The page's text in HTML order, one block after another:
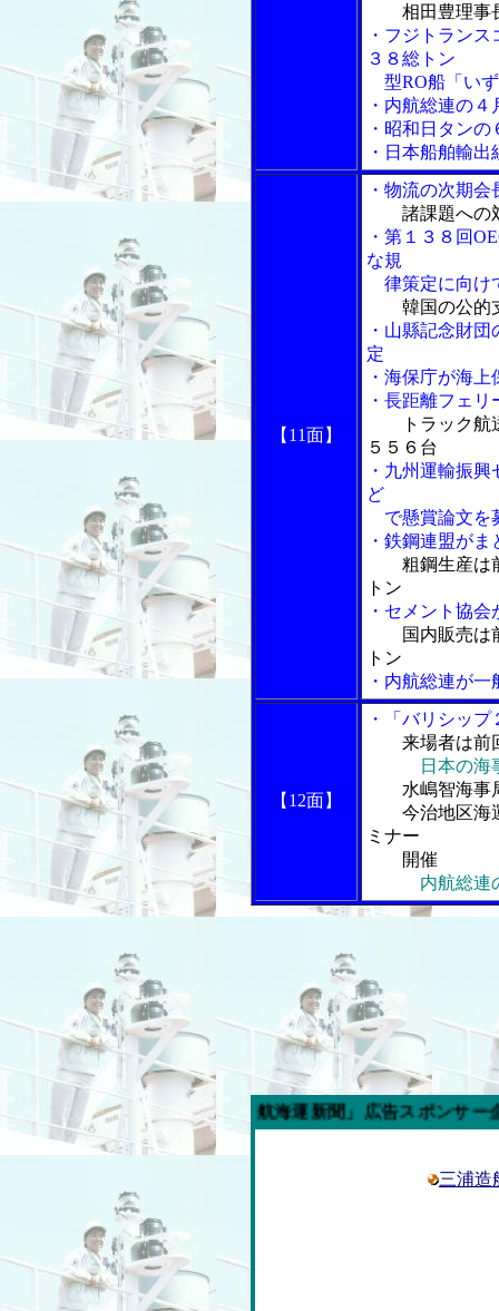
相田豊理事
・フジトラン
３８総トン
型RO船「いず
・内航総連の
・昭和日タン
・日本船舶輸
【11面】
・物流の次期
諸課題への
・第１３８回
な規
律策定に向け
韓国の公的
・山縣記念財
定
・海保庁が海
・長距離フェ
トラック
５５６台
・九州運輸振
ど
で懸賞論文を
・鉄鋼連盟が
粗鋼生産は
トン
・セメント協
国内販売は
トン
・内航総連が
【12面】
・「バリシッ
来場者は前
日本の海
水嶋智海事局
今治地区海運
ミナー
開催
内航総連
今週の「内航海運新聞」広告スポンサー企業
三浦造